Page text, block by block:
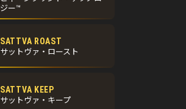
ジー™
SATTVA ROAST
サットヴァ・ロースト
SATTVA KEEP
サットヴァ・キープ